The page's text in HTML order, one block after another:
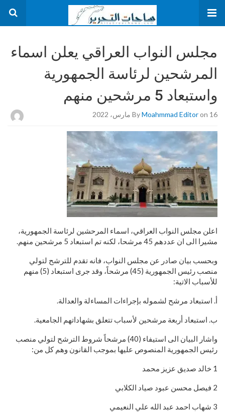
مجلس النواب العراقي يعلن اسماء
المرشحين لرئاسة الجمهورية
واستبعاد 5 مرشحين منهم
ByMoahmmad Editoron 16 مارس، 2022
اعلن مجلس النواب العراقي، اسماء المرحشين لرئاسة الجمهورية،
مشيرا الى ان عددهم 45 مرشحا، لكنه تم استبعاد 5 مرشحين منهم.
وبحسب بيان صادر عن مجلس النواب، فانه تقدم للترشح لتولي
منصب رئيس الجمهورية (45) مرشحاً، وقد جرى استبعاد (5) منهم
للأسباب الاتية:
أ‌. استبعاد مرشح لشموله بإجراءات المساءلة والعدالة.
ب‌. استبعاد أربعة مرشحين لأسباب تتعلق بشهاداتهم الجامعية.
واشار البيان الى استيفاء (40) مرشحاً شروط الترشح لتولي منصب
رئيس الجمهورية المنصوص عليها بموجب القانون وهم كل من:
1 خالد صديق عزيز محمد
2 فيصل محسن عبود صياد الكلابي
3 شهاب احمد عبد الله علي النعيمي